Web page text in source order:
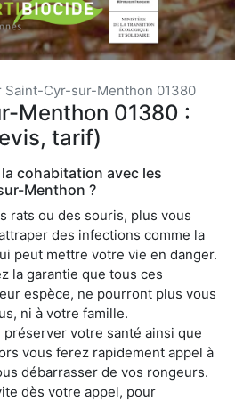
Saint-Cyr-sur-Menthon 01380
Menthon 01380 :
tarif)
cohabitation avec les
Menthon ?
rats ou des souris, plus vous
des infections comme la
peut mettre votre vie en danger.
la garantie que tous ces
espèce, ne pourront plus vous
ni à votre famille.
préserver votre santé ainsi que
vous ferez rapidement appel à
débarrasser de vos rongeurs.
dès votre appel, pour